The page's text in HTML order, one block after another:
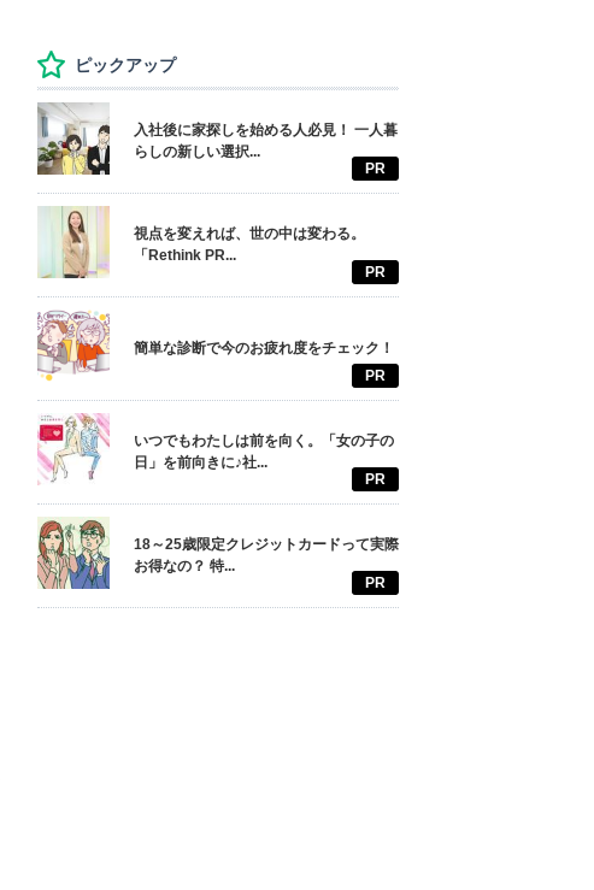
ピックアップ
入社後に家探しを始める人必見！ 一人暮
らしの新しい選択...
PR
視点を変えれば、世の中は変わる。
「Rethink PR...
PR
簡単な診断で今のお疲れ度をチェック！
PR
いつでもわたしは前を向く。「女の子の
日」を前向きに♪社...
PR
18～25歳限定クレジットカードって実際
お得なの？ 特...
PR